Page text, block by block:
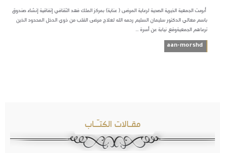
أبرمت الجمعية الخيرية الصحية لرعاية المرضى ( عناية) بمركز الملك فهد الثقافي إتفاقية إنشاء صندوق
باسم معالي الدكتور سليمان السليم رحمه الله لعلاج مرضى القلب من ذوي الدخل المحدود الذين
ترعاهم الجمعيةوقع نيابة عن أسرة ...
aan-morshd
مقـالات الكتـّـاب